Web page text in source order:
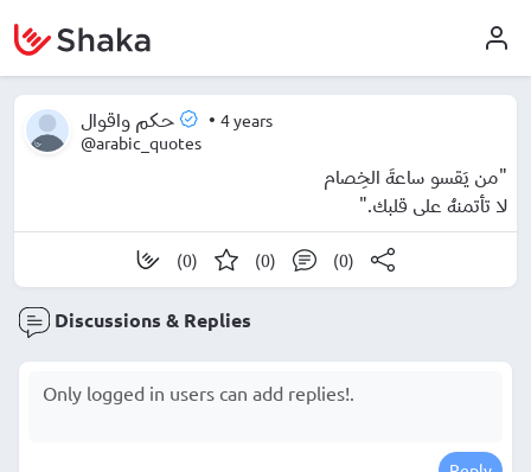
حكم واقوال • 4 years
@arabic_quotes
"من يَقسو ساعةَ الخِصام
لا تأتمنهُ على قلبك."
(0) (0) (0)
Discussions & Replies